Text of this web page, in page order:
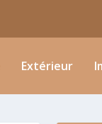
Extérieur